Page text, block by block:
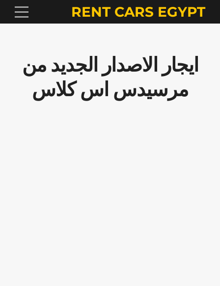
RENT CARS EGYPT
ايجار الاصدار الجديد من
مرسيدس اس كلاس